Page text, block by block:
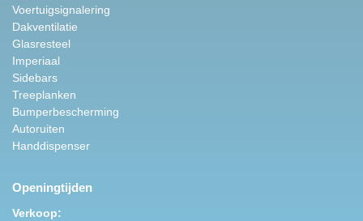
Voertuigsignalering
Dakventilatie
Glasresteel
Imperiaal
Sidebars
Treeplanken
Bumperbescherming
Autoruiten
Handdispenser
Openingtijden
Verkoop: